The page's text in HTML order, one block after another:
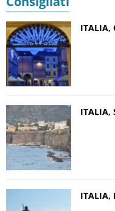
ITALIA,
ITALIA,
ITALIA,